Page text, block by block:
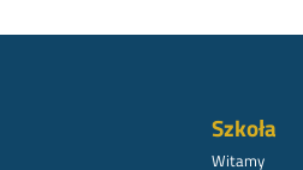
Szkoła
Witamy